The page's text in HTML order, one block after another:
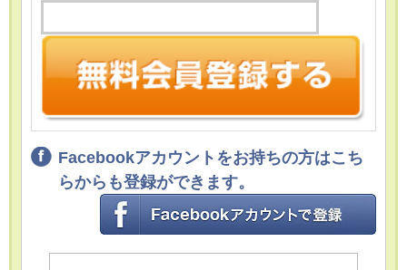
Facebookアカウントをお持ちの方はこち
らからも登録ができます。